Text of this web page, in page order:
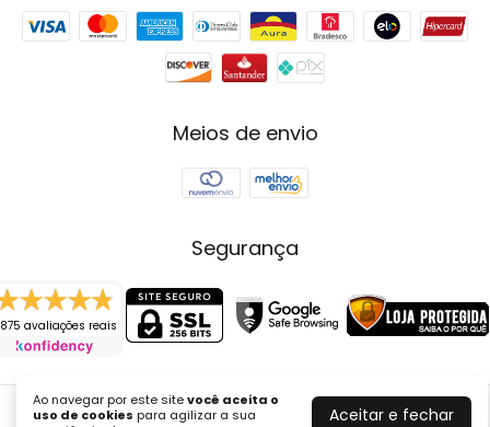
Ao navegar por este sitevocê aceita o
uso de cookies para agilizar a sua
Aceitar e fechar
Meios de envio
Segurança
avaliações reais